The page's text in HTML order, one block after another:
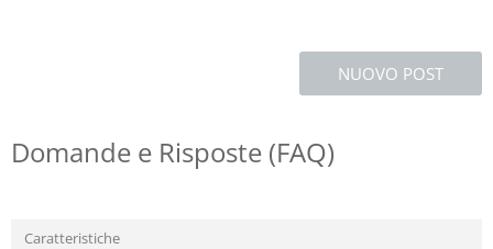
NUOVO POST
Domande e Risposte (FAQ)
Caratteristiche